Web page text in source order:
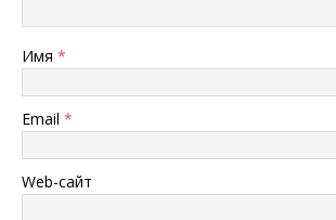
Имя *
Email *
Web-сайт